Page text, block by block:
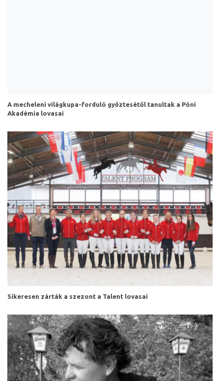
A mecheleni világkupa-forduló győztesétől tanultak a Póni
Akadémia lovasai
Sikeresen zárták a szezont a Talent lovasai